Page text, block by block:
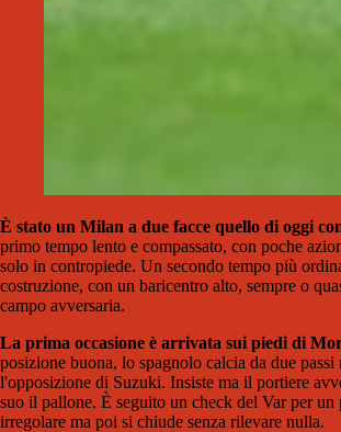
È stato un Milan a due facce quello di oggi
primo tempo lento e compassato, con poche
solo in contropiede. Un secondo tempo più
costruzione, con un baricentro alto, sempre o
campo avversaria.
La prima occasione è arrivata sui piedi di
posizione buona, lo spagnolo calcia da due passi
l'opposizione di Suzuki. Insiste ma il portiere
suo il pallone. È seguito un check del Var per un
irregolare ma poi si chiude senza rilevare nulla.